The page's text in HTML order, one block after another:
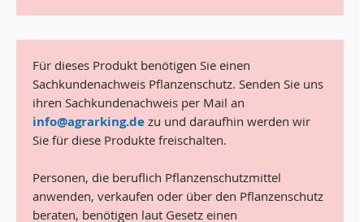
Für dieses Produkt benötigen Sie einen
Sachkundenachweis Pflanzenschutz. Senden Sie uns
ihren Sachkundenachweis per Mail an
info@agrarking.de zu und daraufhin werden wir
Sie für diese Produkte freischalten.
Personen, die beruflich Pflanzenschutzmittel
anwenden, verkaufen oder über den Pflanzenschutz
beraten, benötigen laut Gesetz einen